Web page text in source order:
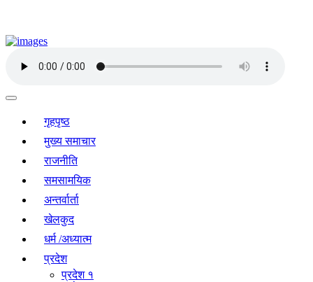
गृहपृष्ठ
मुख्य समाचार
राजनीति
समसामयिक
अन्तर्वार्ता
खेलकुद
धर्म /अध्यात्म
प्रदेश
प्रदेश १